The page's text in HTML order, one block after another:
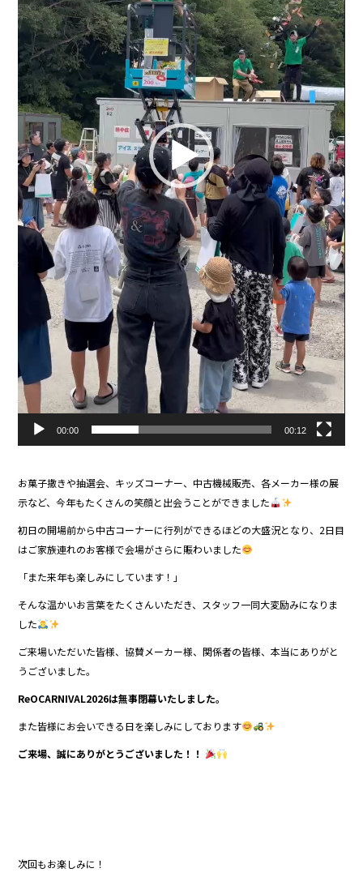
00:00 00:12
お菓子撒きや抽選会、キッズコーナー、中古機械販売、各メーカー様の展
示など、今年もたくさんの笑顔と出会うことができました
初日の開場前から中古コーナーに行列ができるほどの大盛況となり、2日目
はご家族連れのお客様で会場がさらに賑わいました
「また来年も楽しみにしています！」
そんな温かいお言葉をたくさんいただき、スタッフ一同大変励みになりま
した
ご来場いただいた皆様、協賛メーカー様、関係者の皆様、本当にありがと
うございました。
ReOCARNIVAL2026は無事閉幕いたしました。
また皆様にお会いできる日を楽しみにしております
ご来場、誠にありがとうございました！！
次回もお楽しみに！